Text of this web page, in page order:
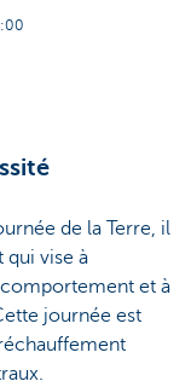
de la Terre, il
qui vise à
et à
journée est